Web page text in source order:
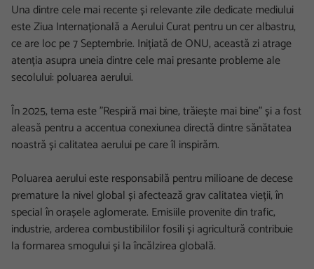
Una dintre cele mai recente și relevante zile dedicate mediului
este Ziua Internațională a Aerului Curat pentru un cer albastru,
ce are loc pe 7 Septembrie. Inițiată de ONU, această zi atrage
atenția asupra uneia dintre cele mai presante probleme ale
secolului: poluarea aerului.
În 2025, tema este ”Respiră mai bine, trăiește mai bine” și a fost
aleasă pentru a accentua conexiunea directă dintre sănătatea
noastră și calitatea aerului pe care îl inspirăm.
Poluarea aerului este responsabilă pentru milioane de decese
premature la nivel global și afectează grav calitatea vieții, în
special în orașele aglomerate. Emisiile provenite din trafic,
industrie, arderea combustibililor fosili și agricultură contribuie
la formarea smogului și la încălzirea globală.